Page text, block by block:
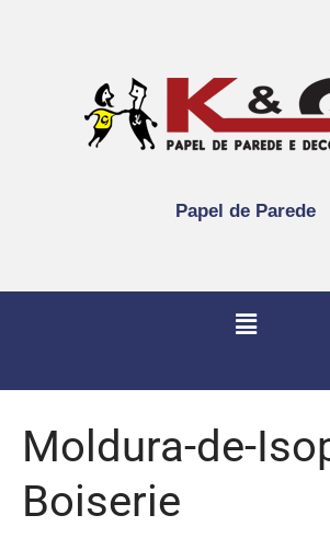
Papel de Parede
Moldura-de-
Boiserie